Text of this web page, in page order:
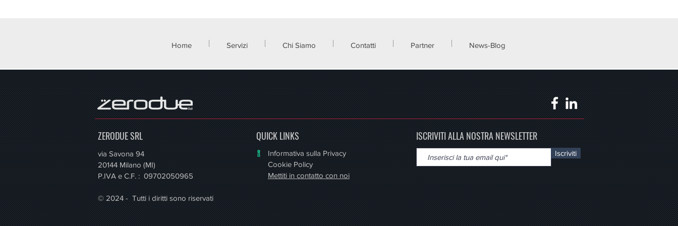
Home Servizi Chi Siamo Contatti Partner News-Blog
ZERODUE SRL
via Savona 94
20144 Milano (MI)
P.IVA e C.F. : 09702050965
© 2024 - Tutti i diritti sono riservati
QUICK LINKS
Informativa sulla Privacy
Cookie Policy
Mettiti in contatto con noi
ISCRIVITI ALLA NOSTRA NEWSLETTER
Iscriviti